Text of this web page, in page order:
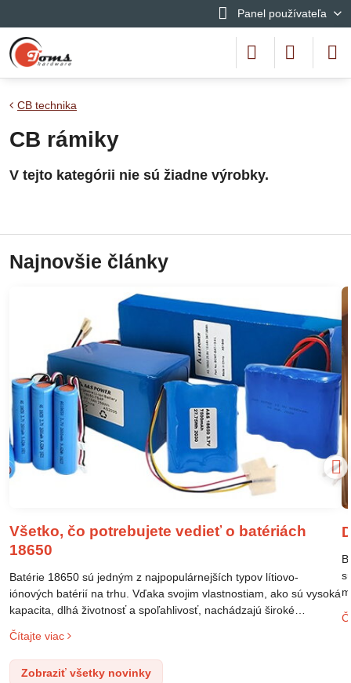
Panel používateľa
CB technika
CB rámiky
Najnovšie články
Všetko, čo potrebujete vedieť o batériách
18650
Batérie 18650 sú jedným z najpopulárnejších typov lítiovo-
iónových batérií na trhu. Vďaka svojim vlastnostiam, ako sú vysoká
kapacita, dlhá životnosť a spoľahlivosť, nachádzajú široké
po elektrické vozidlá. Pochopenie ich delenia, označovania a
správneho používania je kľúčom k ich efektívnemu a bezpečnému
využitiu.
Čítajte viac
Zobraziť všetky novinky